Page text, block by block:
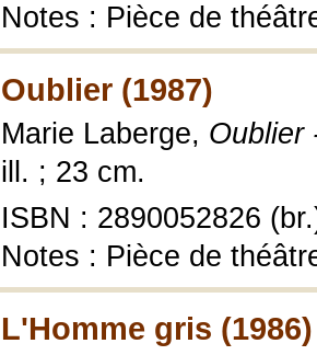
Notes : Pièce de
Oublier (1987)
Marie Laberge, Oublier
ill. ; 23 cm.
ISBN : 2890052826
Notes : Pièce de
L'Homme gris (1986)